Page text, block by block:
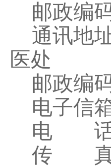
邮政编
通讯地
医处
邮政编
电子信箱
电 话：
传 真：